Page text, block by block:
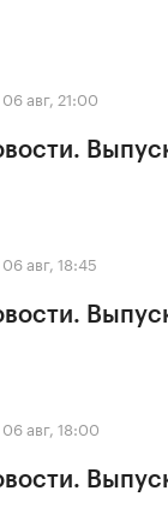
06 авг, 21:00
06 авг, 18:45
06 авг, 18:00